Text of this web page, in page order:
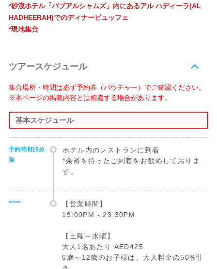
*砂漠ホテル「バブアルシャムズ」内にあるアル ハディーラ(AL
HADHEERAH)でのディナービュッフェ
*現地集合
ツアースケジュール
集合場所・時間は必ず予約券（バウチャー）でご確認ください。
※本ページの掲載内容とは相違する場合があります。
基本スケジュール
予約時間15分
前
ホテル内のレストランに到着
*余裕を持ったご到着をお勧めしておりま
す。
*****
【営業時間】
19:00PM - 23:30PM
【土曜～水曜】
大人1名あたり AED425
5歳～12歳のお子様は、大人料金の50%引